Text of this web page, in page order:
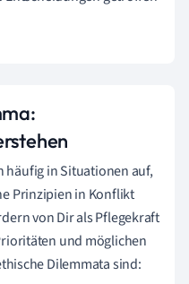
häufig in Situationen auf,
Prinzipien in Konflikt
von Dir als Pflegekraft
und möglichen
Dilemmata sind: